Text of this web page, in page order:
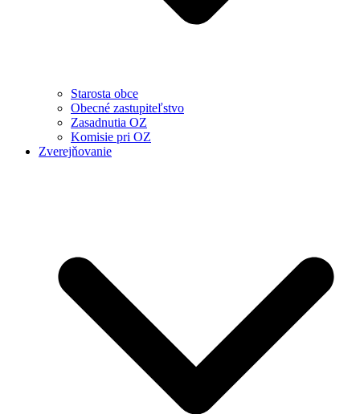
Starosta obce
Obecné zastupiteľstvo
Zasadnutia OZ
Komisie pri OZ
Zverejňovanie